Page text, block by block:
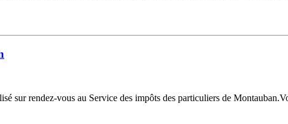
sur rendez-vous au Service des impôts des particuliers de